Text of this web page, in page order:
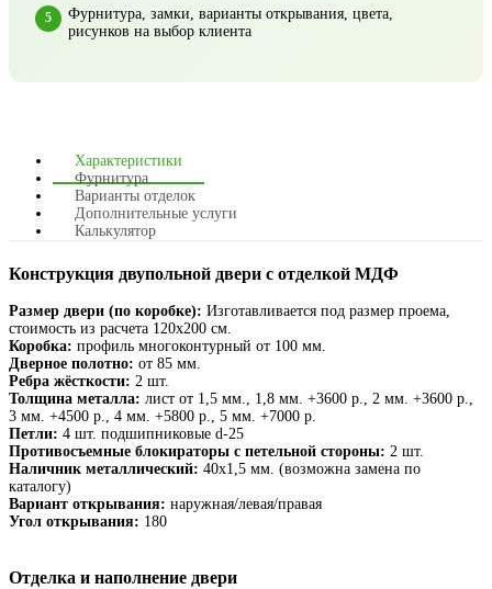
Фурнитура, замки, варианты открывания, цвета,
рисунков на выбор клиента
Характеристики
Фурнитура
Варианты отделок
Дополнительные услуги
Калькулятор
Конструкция двупольной двери с отделкой МДФ
Размер двери (по коробке): Изготавливается под размер проема,
стоимость из расчета 120х200 см.
Коробка: профиль многоконтурный от 100 мм.
Дверное полотно: от 85 мм.
Ребра жёсткости: 2 шт.
Толщина металла: лист от 1,5 мм., 1,8 мм. +3600 р., 2 мм. +3600 р.,
3 мм. +4500 р., 4 мм. +5800 р., 5 мм. +7000 р.
Петли: 4 шт. подшипниковые d-25
Противосъемные блокираторы с петельной стороны: 2 шт.
Наличник металлический: 40х1,5 мм. (возможна замена по
каталогу)
Вариант открывания: наружная/левая/правая
Угол открывания: 180
Отделка и наполнение двери